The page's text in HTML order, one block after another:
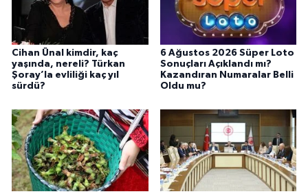
Cihan Ünal kimdir, kaç
yaşında, nereli? Türkan
Şoray’la evliliği kaç yıl
sürdü?
6 Ağustos 2026 Süper Loto
Sonuçları Açıklandı mı?
Kazandıran Numaralar Belli
Oldu mu?